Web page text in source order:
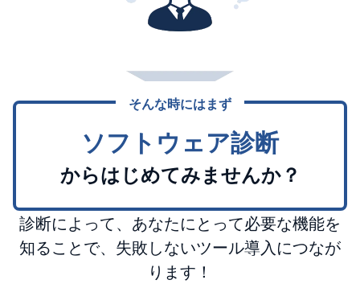
そんな時にはまず
ソフトウェア診断
からはじめてみませんか？
診断によって、あなたにとって必要な機能を
知ることで、失敗しないツール導入につなが
ります！